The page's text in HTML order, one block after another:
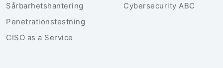
Sårbarhetshantering
Penetrationstestning
CISO as a Service
Cybersecurity ABC